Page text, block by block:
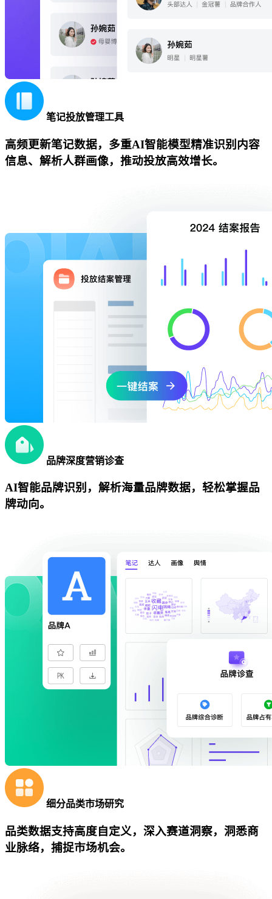
笔记投放管理工具
高频更新笔记数据，多重AI智能模型精准识别内容
信息、解析人群画像，推动投放高效增长。
品牌深度营销诊查
AI智能品牌识别，解析海量品牌数据，轻松掌握品
牌动向。
细分品类市场研究
品类数据支持高度自定义，深入赛道洞察，洞悉商
业脉络，捕捉市场机会。